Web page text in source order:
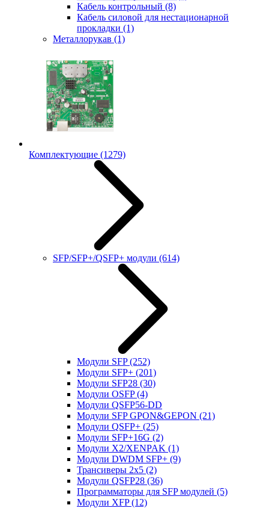
Кабель контрольный (8)
Кабель силовой для нестационарной
прокладки (1)
Металлорукав (1)
Комплектующие (1279)
SFP/SFP+/QSFP+ модули (614)
Модули SFP(252)
Модули SFP+ (201)
Модули SFP28 (30)
Модули OSFP(4)
Модули QSFP56-DD
Модули SFP GPON&GEPON (21)
Модули QSFP+ (25)
Модули SFP+16G (2)
Модули X2/XENPAK (1)
Модули DWDM SFP+ (9)
Трансиверы 2x5 (2)
Модули QSFP28 (36)
Программаторы для SFP модулей (5)
Модули XFP(12)